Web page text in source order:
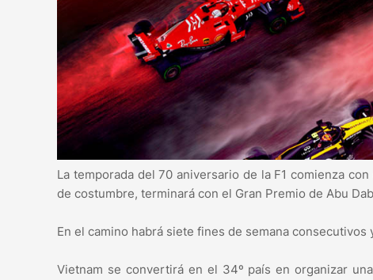
La temporada del 70 aniversario de la F1 comienza
de costumbre, terminará con el Gran Premio de Abu
En el camino habrá siete fines de semana
Vietnam se convertirá en el 34º país en organizar